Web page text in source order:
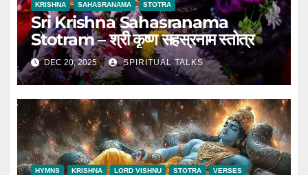
KRISHNA SAHASRANAMA STOTRA
Sri Krishna Sahasranama
Stotram – श्री कृष्ण सहस्रनाम स्तोत्र
DEC 20, 2025 SPIRITUAL TALKS
HYMNS KRISHNA LORD VISHNU STOTRA VERSES